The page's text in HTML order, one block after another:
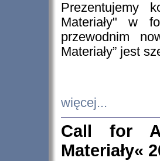
Prezentujemy
Materiały" w
przewodnim
Materiały” jest
więcej...
Call for
Materiały«